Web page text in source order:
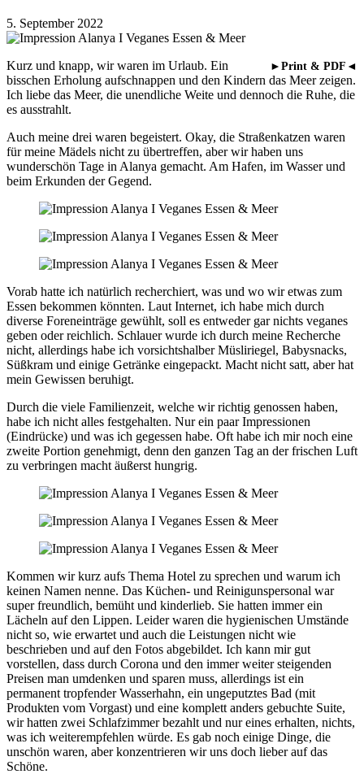
5. September 2022
►Print & PDF◄
Kurz und knapp, wir waren im Urlaub. Ein
bisschen Erholung aufschnappen und den Kindern das Meer zeigen.
Ich liebe das Meer, die unendliche Weite und dennoch die Ruhe, die
es ausstrahlt.
Auch meine drei waren begeistert. Okay, die Straßenkatzen waren
für meine Mädels nicht zu übertreffen, aber wir haben uns
wunderschön Tage in Alanya gemacht. Am Hafen, im Wasser und
beim Erkunden der Gegend.
Vorab hatte ich natürlich recherchiert, was und wo wir etwas zum
Essen bekommen könnten. Laut Internet, ich habe mich durch
diverse Foreneinträge gewühlt, soll es entweder gar nichts veganes
geben oder reichlich. Schlauer wurde ich durch meine Recherche
nicht, allerdings habe ich vorsichtshalber Müsliriegel, Babysnacks,
Süßkram und einige Getränke eingepackt. Macht nicht satt, aber hat
mein Gewissen beruhigt.
Durch die viele Familienzeit, welche wir richtig genossen haben,
habe ich nicht alles festgehalten. Nur ein paar Impressionen
(Eindrücke) und was ich gegessen habe. Oft habe ich mir noch eine
zweite Portion genehmigt, denn den ganzen Tag an der frischen Luft
zu verbringen macht äußerst hungrig.
Kommen wir kurz aufs Thema Hotel zu sprechen und warum ich
keinen Namen nenne. Das Küchen- und Reinigunspersonal war
super freundlich, bemüht und kinderlieb. Sie hatten immer ein
Lächeln auf den Lippen. Leider waren die hygienischen Umstände
nicht so, wie erwartet und auch die Leistungen nicht wie
beschrieben und auf den Fotos abgebildet. Ich kann mir gut
vorstellen, dass durch Corona und den immer weiter steigenden
Preisen man umdenken und sparen muss, allerdings ist ein
permanent tropfender Wasserhahn, ein ungeputztes Bad (mit
Produkten vom Vorgast) und eine komplett anders gebuchte Suite,
wir hatten zwei Schlafzimmer bezahlt und nur eines erhalten, nichts,
was ich weiterempfehlen würde. Es gab noch einige Dinge, die
unschön waren, aber konzentrieren wir uns doch lieber auf das
Schöne.